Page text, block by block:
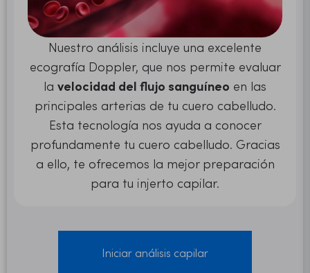
Nuestro análisis incluye una excelente
ecografía Doppler, que nos permite evaluar
la velocidad del flujo sanguíneo en las
principales arterias de tu cuero cabelludo.
Esta tecnología nos ayuda a conocer
profundamente tu cuero cabelludo. Gracias
a ello, te ofrecemos la mejor preparación
para tu injerto capilar.
Iniciar análisis capilar